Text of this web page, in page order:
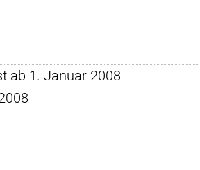
ab 1. Januar 2008